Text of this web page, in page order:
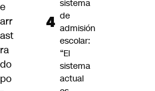
e
arr
ast
ra
do
po
sistema
de
admisión
escolar:
“El
sistema
actual